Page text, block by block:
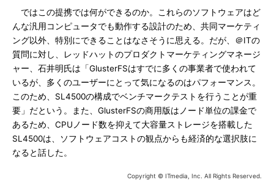
ではこの提携では何ができるのか。これらのソフトウェアはど
んな汎用コンピュータでも動作する設計のため、共同マーケティ
ング以外、特別にできることはなさそうに思える。だが、＠ITの
質問に対し、レッドハットのプロダクトマーケティングマネージ
ャー、石井明氏は「GlusterFSはすでに多くの事業者で使われて
いるが、多くのユーザーにとって気になるのはパフォーマンス。
このため、SL4500の構成でベンチマークテストを行うことが重
要」だという。また、GlusterFSの商用版はノード単位の課金で
あるため、CPUノード数を抑えて大容量ストレージを搭載した
SL4500は、ソフトウェアコストの観点からも経済的な選択肢に
なると話した。
Copyright © ITmedia, Inc. All Rights Reserved.